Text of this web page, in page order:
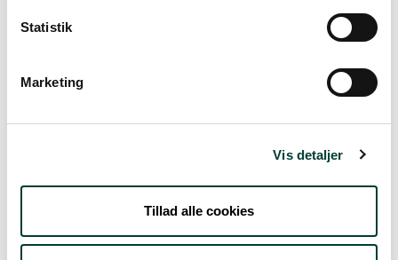
Statistik
Marketing
Vis detaljer
Tillad alle cookies
Fre. 7.aug.
16°13°
Søn. 9.aug.